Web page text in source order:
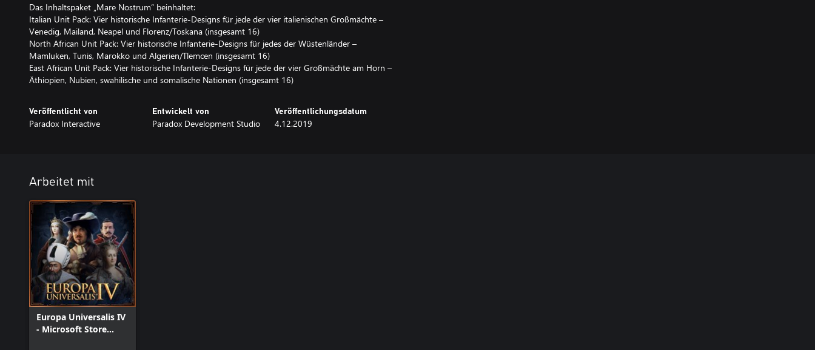
Das Inhaltspaket „Mare Nostrum“ beinhaltet:
Italian Unit Pack: Vier historische Infanterie-Designs für jede der vier italienischen Großmächte –
Venedig, Mailand, Neapel und Florenz/Toskana (insgesamt 16)
North African Unit Pack: Vier historische Infanterie-Designs für jedes der Wüstenländer –
Mamluken, Tunis, Marokko und Algerien/Tlemcen (insgesamt 16)
East African Unit Pack: Vier historische Infanterie-Designs für jede der vier Großmächte am Horn –
Äthiopien, Nubien, swahilische und somalische Nationen (insgesamt 16)
Veröffentlicht von
Paradox Interactive
Entwickelt von
Paradox Development Studio
Veröffentlichungsdatum
4.12.2019
Arbeitet mit
Europa Universalis IV
- Microsoft Store